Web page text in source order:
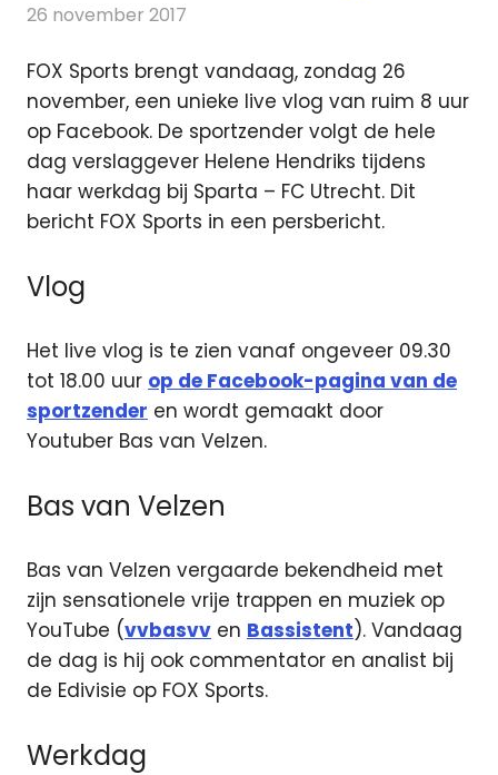
26 november 2017
FOX Sports brengt vandaag, zondag 26
november, een unieke live vlog van ruim 8 uur
op Facebook. De sportzender volgt de hele
dag verslaggever Helene Hendriks tijdens
haar werkdag bij Sparta – FC Utrecht. Dit
bericht FOX Sports in een persbericht.
Vlog
Het live vlog is te zien vanaf ongeveer 09.30
tot 18.00 uur op de Facebook-pagina van de
sportzender en wordt gemaakt door
Youtuber Bas van Velzen.
Bas van Velzen
Bas van Velzen vergaarde bekendheid met
zijn sensationele vrije trappen en muziek op
YouTube (vvbasvv en Bassistent). Vandaag
de dag is hij ook commentator en analist bij
de Edivisie op FOX Sports.
Werkdag